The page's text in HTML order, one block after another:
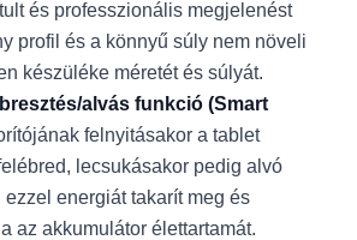
és professzionális megjelenést
profil és a könnyű súly nem növeli
készüléke méretét és súlyát.
alvás funkció (Smart
felnyitásakor a tablet
lecsukásakor pedig alvó
ezzel energiát takarít meg és
az akkumulátor élettartamát.